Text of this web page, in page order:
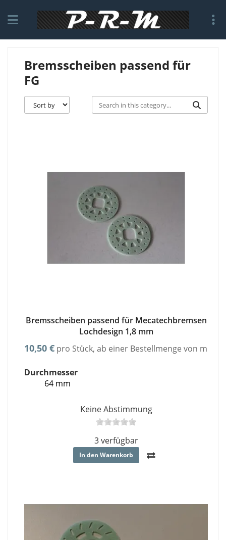
Bremsscheiben passend für
FG
Bremsscheiben passend für Mecatechbremsen
Lochdesign 1,8 mm
10,50 € pro Stück, ab einer Bestellmenge von
Durchmesser
64 mm
Keine Abstimmung
3 verfügbar
In den Warenkorb